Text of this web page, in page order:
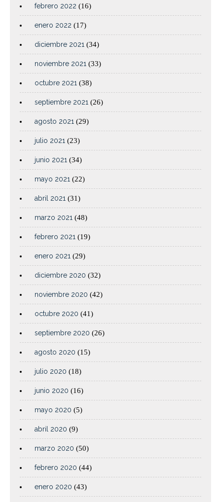
febrero 2022 (16)
enero 2022 (17)
diciembre 2021 (34)
noviembre 2021 (33)
octubre 2021 (38)
septiembre 2021 (26)
agosto 2021 (29)
julio 2021 (23)
junio 2021 (34)
mayo 2021 (22)
abril 2021 (31)
marzo 2021 (48)
febrero 2021 (19)
enero 2021 (29)
diciembre 2020 (32)
noviembre 2020 (42)
octubre 2020 (41)
septiembre 2020 (26)
agosto 2020 (15)
julio 2020 (18)
junio 2020 (16)
mayo 2020 (5)
abril 2020 (9)
marzo 2020 (50)
febrero 2020 (44)
enero 2020 (43)